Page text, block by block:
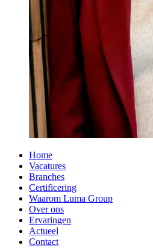
Home
Vacatures
Branches
Certificering
Waarom Luma Group
Over ons
Ervaringen
Actueel
Contact